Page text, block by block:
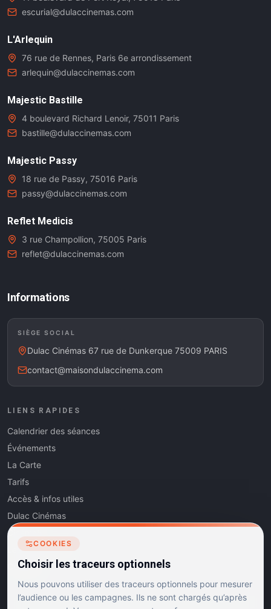
escurial@dulaccinemas.com
L'Arlequin
76 rue de Rennes, Paris 6e arrondissement
arlequin@dulaccinemas.com
Majestic Bastille
4 boulevard Richard Lenoir, 75011 Paris
bastille@dulaccinemas.com
Majestic Passy
18 rue de Passy, 75016 Paris
passy@dulaccinemas.com
Reflet Medicis
3 rue Champollion, 75005 Paris
reflet@dulaccinemas.com
Informations
SIÈGE SOCIAL
Dulac Cinémas 67 rue de Dunkerque 75009 PARIS
contact@maisondulaccinema.com
LIENS RAPIDES
Calendrier des séances
Événements
La Carte
Tarifs
Accès & infos utiles
Dulac Cinémas
Cinéma5
Les Dits de l'Art
Contact
COOKIES
Choisir les traceurs optionnels
Nous pouvons utiliser des traceurs optionnels pour mesurer
l’audience ou les campagnes. Ils ne sont chargés qu’après